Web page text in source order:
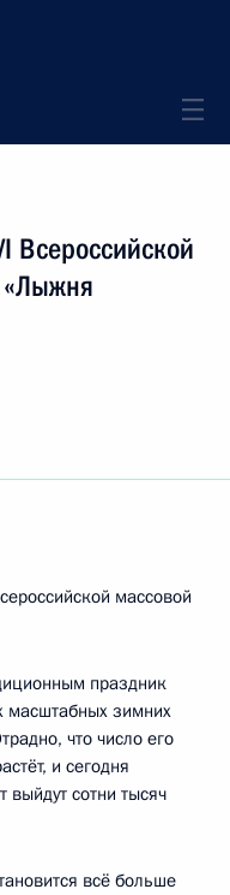
Всероссийской
массовой
праздник
масштабных зимних
что число его
и сегодня
выйдут сотни тысяч
всё больше